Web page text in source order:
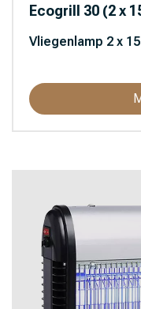
Ecogrill 30 (2 x
Vliegenlamp 2 x 15